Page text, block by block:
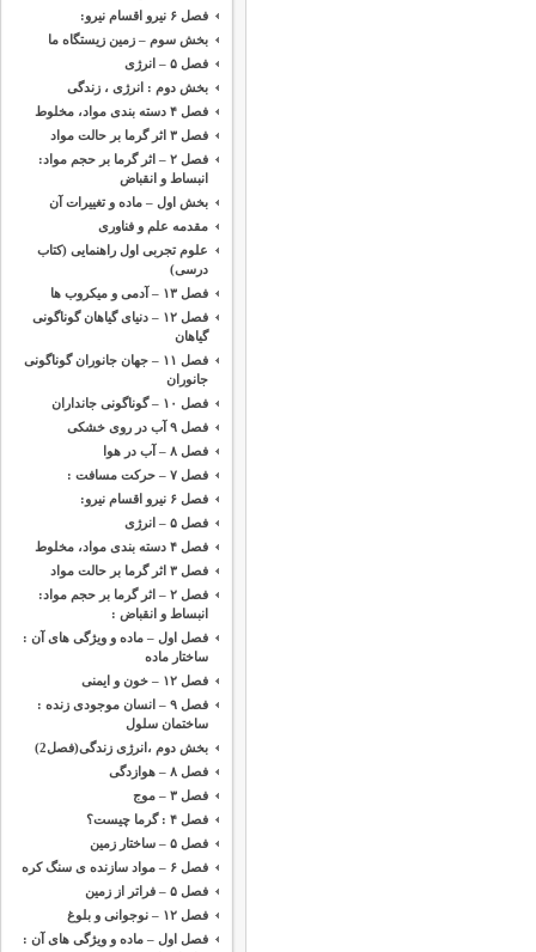
فصل ۶ نیرو اقسام نیرو:
بخش سوم – زمین زیستگاه ما
فصل ۵ – انرژی
بخش دوم : انرژی ، زندگی
فصل ۴ دسته بندی مواد، مخلوط
فصل ۳ اثر گرما بر حالت مواد
فصل ۲ – اثر گرما بر حجم مواد:
انبساط و انقباض
بخش اول – ماده و تغییرات آن
مقدمه ‌علم و فناوری
علوم تجربی اول راهنمایی (کتاب
درسی)
فصل ۱۳ – آدمی و میکروب ها
فصل ۱۲ – دنیای گیاهان گوناگونی
گیاهان
فصل ۱۱ – جهان جانوران گوناگونی
جانوران
فصل ۱۰ – گوناگونی جانداران
فصل ۹ آب در روی خشکی
فصل ۸ – آب در هوا
فصل ۷ – حرکت مسافت :
فصل ۶ نیرو اقسام نیرو:
فصل ۵ – انرژی
فصل ۴ دسته بندی مواد، مخلوط
فصل ۳ اثر گرما بر حالت مواد
فصل ۲ – اثر گرما بر حجم مواد:
انبساط و انقباض :
فصل اول – ماده و ویژگی های آن :
ساختار ماده
فصل ۱۲ – خون و ایمنی
فصل ۹ – انسان موجودی زنده :
ساختمان سلول
بخش دوم ،‌انرژی زندگی(فصل2)
فصل ۸ – هوازدگی
فصل ۳ – موج
فصل ۴ : گرما چیست؟
فصل ۵ – ساختار زمین
فصل ۶ – مواد سازنده ی سنگ کره
فصل ۵ – فراتر از زمین
فصل ۱۲ – نوجوانی و بلوغ
فصل اول – ماده و ویژگی های آن :